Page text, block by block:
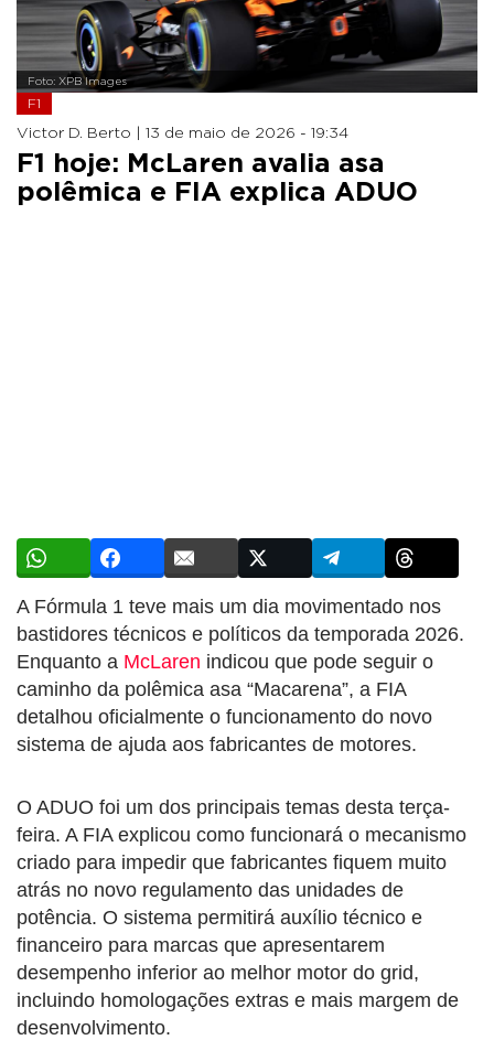
Foto: XPB Images
F1
Victor D. Berto | 13 de maio de 2026 - 19:34
F1 hoje: McLaren avalia asa
polêmica e FIA explica ADUO
A Fórmula 1 teve mais um dia movimentado nos
bastidores técnicos e políticos da temporada 2026.
Enquanto a McLaren indicou que pode seguir o
caminho da polêmica asa “Macarena”, a FIA
detalhou oficialmente o funcionamento do novo
sistema de ajuda aos fabricantes de motores.
O ADUO foi um dos principais temas desta terça-
feira. A FIA explicou como funcionará o mecanismo
criado para impedir que fabricantes fiquem muito
atrás no novo regulamento das unidades de
potência. O sistema permitirá auxílio técnico e
financeiro para marcas que apresentarem
desempenho inferior ao melhor motor do grid,
incluindo homologações extras e mais margem de
desenvolvimento.